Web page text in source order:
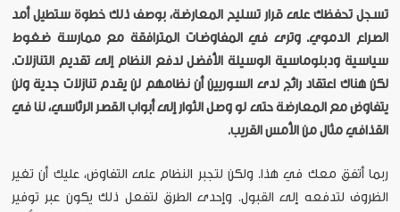
تسجل تحفظك على قرار تسليح المعارضة، بوصف ذلك خطوة ستطيل أمد
الصراع الدموي. وترى في المفاوضات المترافقة مع ممارسة ضغوط
سياسية ودبلوماسية الوسيلة الأفضل لدفع النظام إلى تقديم التنازلات.
لكن هناك اعتقاد رائج لدى السوريين أن نظامهم لن يقدم تنازلات جدية ولن
يتفاوض مع المعارضة حتى لو وصل الثوار إلى أبواب القصر الرئاسي، لنا في
القذافي مثال من الأمس القريب.
ربما أتفق معك في هذا. ولكن لتجبر النظام على التفاوض، عليك أن تغير
الظروف لتدفعه إلى القبول. وإحدى الطرق لتفعل ذلك يكون عبر توفير